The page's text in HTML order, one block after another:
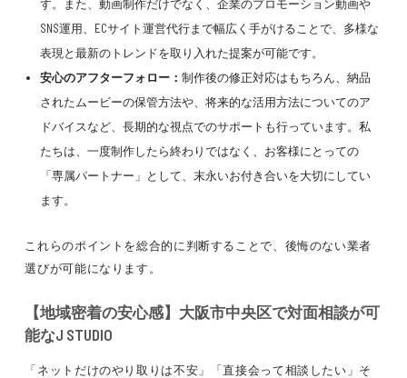
す。また、動画制作だけでなく、企業のプロモーション動画や
SNS運用、ECサイト運営代行まで幅広く手がけることで、多様な
表現と最新のトレンドを取り入れた提案が可能です。
安心のアフターフォロー： 制作後の修正対応はもちろん、納品
されたムービーの保管方法や、将来的な活用方法についてのア
ドバイスなど、長期的な視点でのサポートも行っています。私
たちは、一度制作したら終わりではなく、お客様にとっての
「専属パートナー」として、末永いお付き合いを大切にしてい
ます。
これらのポイントを総合的に判断することで、後悔のない業者
選びが可能になります。
【地域密着の安心感】大阪市中央区で対面相談が可
能なJ STUDIO
「ネットだけのやり取りは不安」「直接会って相談したい」そ